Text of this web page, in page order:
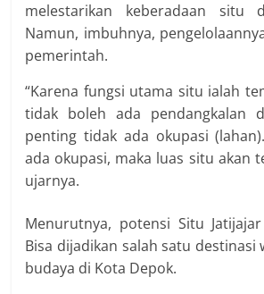
melestarikan keberadaan situ
Namun, imbuhnya,
pemerintah.
“Karena fungsi utama situ ialah
tidak boleh ada pendangkalan
penting tidak ada okupasi
ada okupasi, maka luas situ akan
ujarnya.
Menurutnya, potensi Situ
Bisa dijadikan salah satu destinasi
budaya di Kota Depok.